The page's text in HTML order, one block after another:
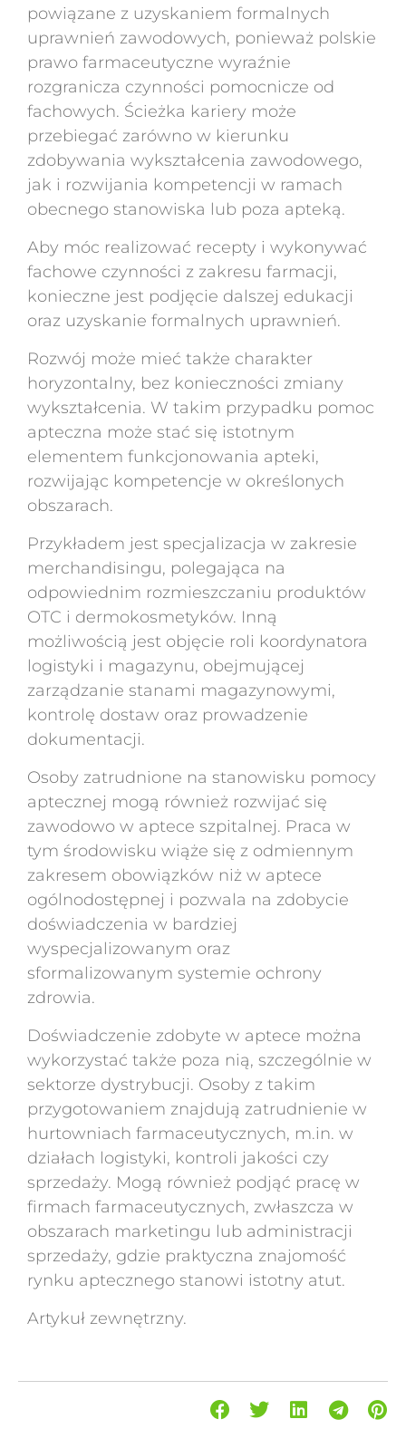
powiązane z uzyskaniem formalnych
uprawnień zawodowych, ponieważ polskie
prawo farmaceutyczne wyraźnie
rozgranicza czynności pomocnicze od
fachowych. Ścieżka kariery może
przebiegać zarówno w kierunku
zdobywania wykształcenia zawodowego,
jak i rozwijania kompetencji w ramach
obecnego stanowiska lub poza apteką.
Aby móc realizować recepty i wykonywać
fachowe czynności z zakresu farmacji,
konieczne jest podjęcie dalszej edukacji
oraz uzyskanie formalnych uprawnień.
Rozwój może mieć także charakter
horyzontalny, bez konieczności zmiany
wykształcenia. W takim przypadku pomoc
apteczna może stać się istotnym
elementem funkcjonowania apteki,
rozwijając kompetencje w określonych
obszarach.
Przykładem jest specjalizacja w zakresie
merchandisingu, polegająca na
odpowiednim rozmieszczaniu produktów
OTC i dermokosmetyków. Inną
możliwością jest objęcie roli koordynatora
logistyki i magazynu, obejmującej
zarządzanie stanami magazynowymi,
kontrolę dostaw oraz prowadzenie
dokumentacji.
Osoby zatrudnione na stanowisku pomocy
aptecznej mogą również rozwijać się
zawodowo w aptece szpitalnej. Praca w
tym środowisku wiąże się z odmiennym
zakresem obowiązków niż w aptece
ogólnodostępnej i pozwala na zdobycie
doświadczenia w bardziej
wyspecjalizowanym oraz
sformalizowanym systemie ochrony
zdrowia.
Doświadczenie zdobyte w aptece można
wykorzystać także poza nią, szczególnie w
sektorze dystrybucji. Osoby z takim
przygotowaniem znajdują zatrudnienie w
hurtowniach farmaceutycznych, m.in. w
działach logistyki, kontroli jakości czy
sprzedaży. Mogą również podjąć pracę w
firmach farmaceutycznych, zwłaszcza w
obszarach marketingu lub administracji
sprzedaży, gdzie praktyczna znajomość
rynku aptecznego stanowi istotny atut.
Artykuł zewnętrzny.